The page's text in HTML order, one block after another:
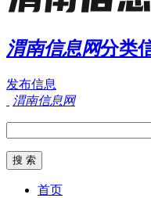
渭南信息网分类
发布信息
渭南信息网
首页